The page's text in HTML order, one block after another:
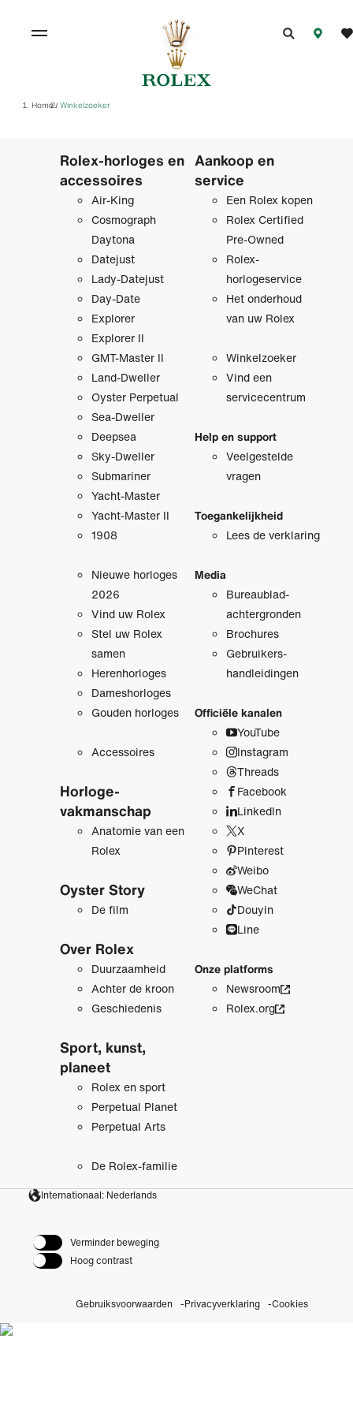
Home/ Winkelzoeker
Rolex-horloges en
accessoires
Air-King
Cosmograph
Daytona
Datejust
Lady-Datejust
Day-Date
Explorer
Explorer II
GMT-Master II
Land-Dweller
Oyster Perpetual
Sea-Dweller
Deepsea
Sky-Dweller
Submariner
Yacht-Master
Yacht-Master II
1908
Nieuwe horloges
2026
Vind uw Rolex
Stel uw Rolex
samen
Herenhorloges
Dameshorloges
Gouden horloges
Accessoires
Horloge­
vakmanschap
Anatomie van een
Rolex
Oyster Story
De film
Over Rolex
Duurzaamheid
Achter de kroon
Geschiedenis
Sport, kunst,
planeet
Rolex en sport
Perpetual Planet
Perpetual Arts
De Rolex-familie
Aankoop en
service
Een Rolex kopen
Rolex Certified
Pre‑Owned
Rolex-
horlogeservice
Het onderhoud
van uw Rolex
Winkelzoeker
Vind een
servicecentrum
Help en support
Veelgestelde
vragen
Toegankelijkheid
Lees de verklaring
Media
Bureaublad­
achtergronden
Brochures
Gebruikers­
handleidingen
Officiële kanalen
YouTube
Instagram
Threads
Facebook
LinkedIn
X
Pinterest
Weibo
WeChat
Douyin
Line
Onze platforms
Newsroom
Rolex.org
Internationaal: Nederlands
Verminder beweging
Hoog contrast
Gebruiksvoorwaarden Privacyverklaring Cookies